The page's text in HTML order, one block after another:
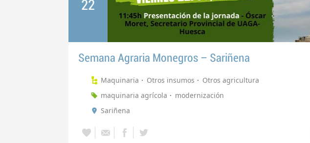
22
Semana Agraria Monegros – Sariñena
Maquinaria Otros insumos
Otros agricultura
maquinaria agrícola
modernización
Sariñena